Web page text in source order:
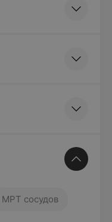
МРТ сосудов